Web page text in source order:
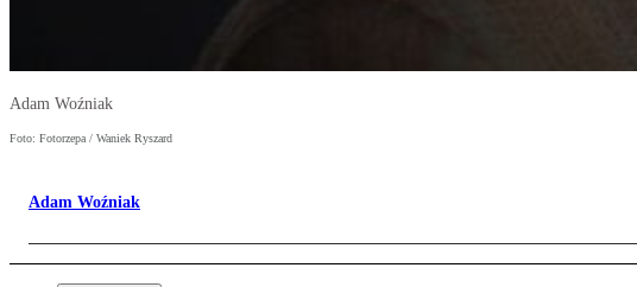
Adam Woźniak
Foto: Fotorzepa / Waniek Ryszard
Adam Woźniak